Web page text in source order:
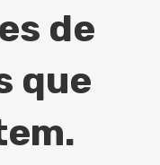
de
que